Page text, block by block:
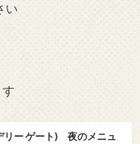
い
リー ゲート) 夜のメニュ